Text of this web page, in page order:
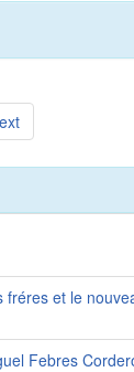
fréres et le
Febres